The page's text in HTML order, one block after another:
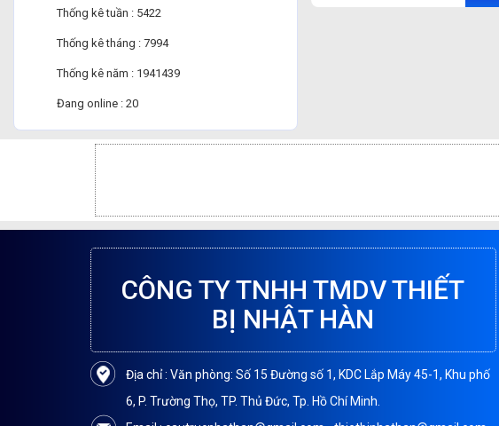
Thống kê tuần : 5422
Thống kê tháng : 7994
Thống kê năm : 1941439
Đang online : 20
CÔNG TY TNHH TMDV THIẾT
BỊ NHẬT HÀN
Địa chỉ : Văn phòng: Số 15 Đường số 1, KDC Lắp Máy 45-1, Khu phố
6, P. Trường Thọ, TP. Thủ Đức, Tp. Hồ Chí Minh.